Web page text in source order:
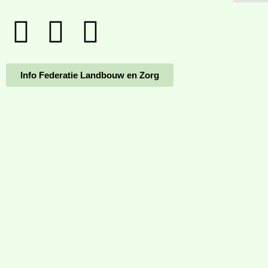
Info Federatie Landbouw en Zorg